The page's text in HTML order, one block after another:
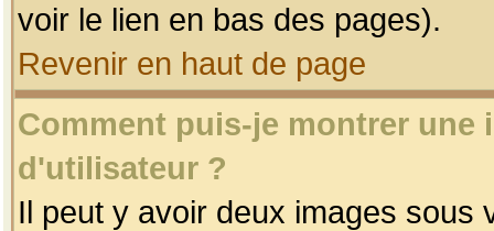
voir le lien en bas des pages).
Revenir en haut de page
Comment puis-je montrer une
d'utilisateur ?
Il peut y avoir deux images sous